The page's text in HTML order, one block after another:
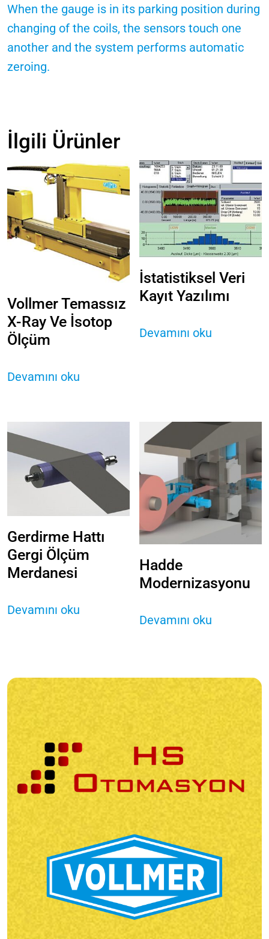
When the gauge is in its parking position during
changing of the coils, the sensors touch one
another and the system performs automatic
zeroing.
İlgili Ürünler
Vollmer Temassız
X-Ray Ve İsotop
Ölçüm
Devamını oku
İstatistiksel Veri
Kayıt Yazılımı
Devamını oku
Gerdirme Hattı
Gergi Ölçüm
Merdanesi
Devamını oku
Hadde
Modernizasyonu
Devamını oku